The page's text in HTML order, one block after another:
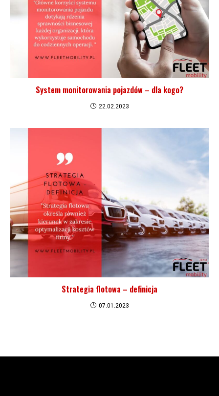
System monitorowania pojazdów – dla kogo?
22.02.2023
Strategia flotowa – definicja
07.01.2023